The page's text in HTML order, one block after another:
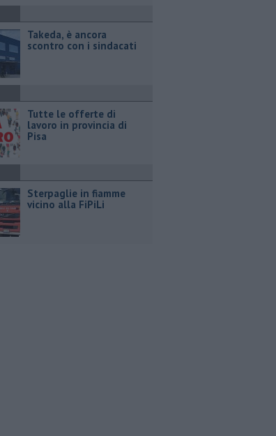
Takeda, è ancora
scontro con i sindacati
​Tutte le offerte di
lavoro in provincia di
Pisa
Sterpaglie in fiamme
vicino alla FiPiLi